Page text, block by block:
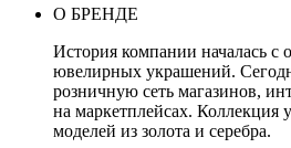
О БРЕНДЕ
История компании началась с
ювелирных украшений.
розничную сеть магазинов,
на маркетплейсах. Коллекция
моделей из золота и серебра.